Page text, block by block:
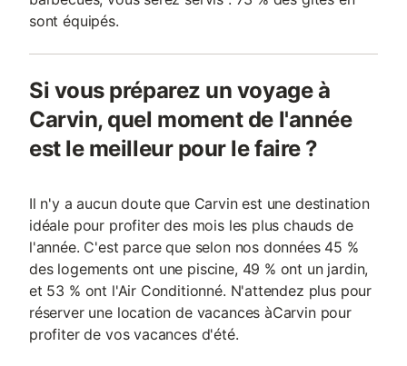
sont équipés.
Si vous préparez un voyage à
Carvin, quel moment de l'année
est le meilleur pour le faire ?
Il n'y a aucun doute que Carvin est une destination
idéale pour profiter des mois les plus chauds de
l'année. C'est parce que selon nos données 45 %
des logements ont une piscine, 49 % ont un jardin,
et 53 % ont l'Air Conditionné. N'attendez plus pour
réserver une location de vacances àCarvin pour
profiter de vos vacances d'été.